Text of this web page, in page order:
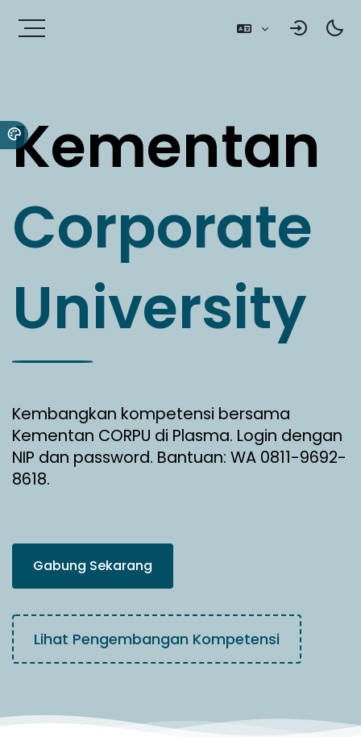
Kementan
Corporate
University
Kembangkan kompetensi bersama
Kementan CORPU di Plasma. Login dengan
NIP dan password. Bantuan: WA 0811-9692-
8618.
Gabung Sekarang
Lihat Pengembangan Kompetensi